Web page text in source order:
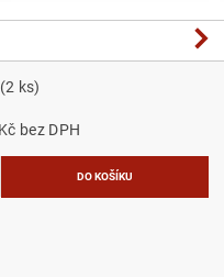
(2 ks)
8 661,16 Kč bez DPH